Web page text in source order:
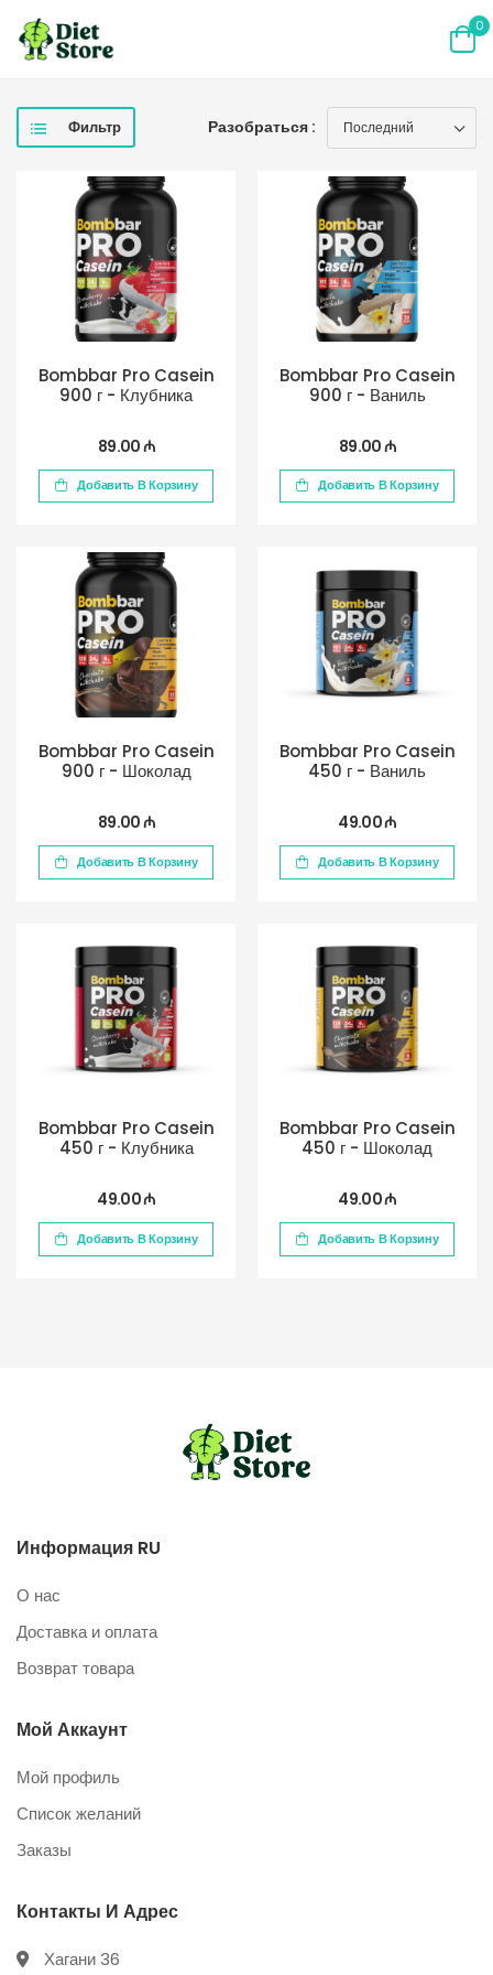
0
Фильтр Разобраться :
Bombbar Pro Casein
900 г - Клубника
89.00 ₼
Добавить В Корзину
Bombbar Pro Casein
900 г - Ваниль
89.00 ₼
Добавить В Корзину
Bombbar Pro Casein
900 г - Шоколад
89.00 ₼
Добавить В Корзину
Bombbar Pro Casein
450 г - Ваниль
49.00 ₼
Добавить В Корзину
Bombbar Pro Casein
450 г - Клубника
49.00 ₼
Добавить В Корзину
Bombbar Pro Casein
450 г - Шоколад
49.00 ₼
Добавить В Корзину
Информация RU
О нас
Доставка и оплата
Возврат товара
Мой Аккаунт
Мой профиль
Список желаний
Заказы
Контакты И Адрес
Хагани 36